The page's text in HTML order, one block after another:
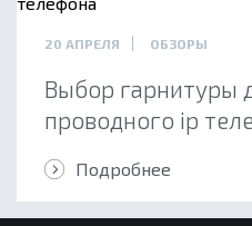
20 АПРЕЛЯ ОБЗОРЫ
Выбор гарнитуры
проводного ip
Подробнее